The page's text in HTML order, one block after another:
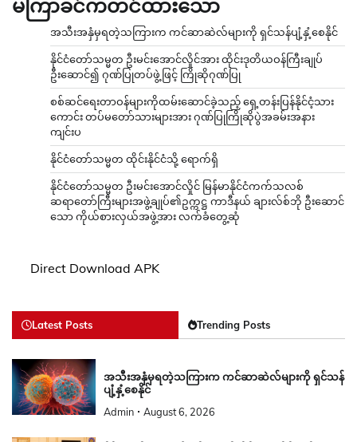
မကြာခင်ကတင်ထားသော
အသီးအနှံမှရတဲ့သကြားက ကင်ဆာဆဲလ်များကို ရှင်သန်ပျံ့နှံ့စေနိုင်
နိုင်ငံတော်သမ္မတ ဦးမင်းအောင်လှိုင်အား ထိုင်းဒုတိယဝန်ကြီးချုပ်
ဦးဆောင်၍ ဂုဏ်ပြုတပ်ဖွဲ့ဖြင့် ကြိုဆိုဂုဏ်ပြု
စစ်ဆင်ရေးတာဝန်များကိုထမ်းဆောင်ခဲ့သည့် ရှေ့တန်းပြန်နိုင်ငံ့သား
ကောင်း တပ်မတော်သားများအား ဂုဏ်ပြုကြိုဆိုပွဲအခမ်းအနား
ကျင်းပ
နိုင်ငံတော်သမ္မတ ထိုင်းနိုင်ငံသို့ ရောက်ရှိ
နိုင်ငံတော်သမ္မတ ဦးမင်းအောင်လှိုင် မြန်မာနိုင်ငံကက်သလစ်
ဆရာတော်ကြီးများအဖွဲ့ချုပ်၏ဥက္ကဋ္ဌ ကာဒီနယ် ချားလ်စ်ဘို ဦးဆောင်
သော ကိုယ်စားလှယ်အဖွဲ့အား လက်ခံတွေ့ဆုံ
Direct Download APK
Latest Posts Trending Posts
အသီးအနှံမှရတဲ့သကြားက ကင်ဆာဆဲလ်များကို ရှင်သန်
ပျံ့နှံ့စေနိုင်
Admin August 6, 2026